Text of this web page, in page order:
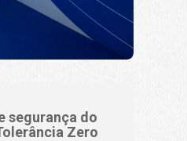
segurança do
Zero